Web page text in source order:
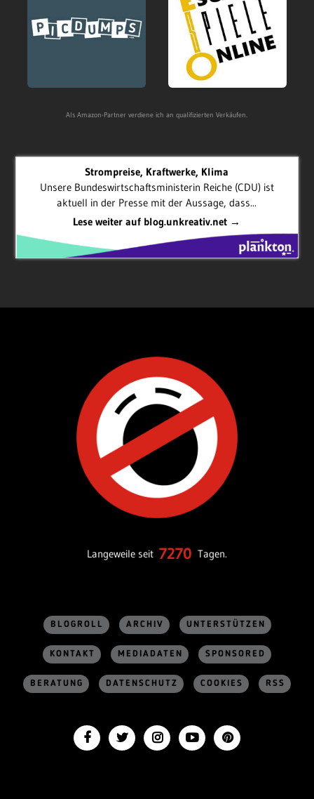
Als Amazon-Partner verdiene ich an qualifizierten Verkäufen.
Strompreise, Kraftwerke, Klima
Unsere Bundeswirtschaftsministerin Reiche (CDU) ist
aktuell in der Presse mit der Aussage, dass...
Lese weiter auf blog.unkreativ.net →
Langeweile seit 7270 Tagen.
BLOGROLL ARCHIV UNTERSTÜTZEN
KONTAKT MEDIADATEN SPONSORED
BERATUNG DATENSCHUTZ COOKIES RSS